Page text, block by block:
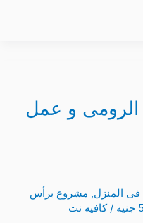
و عمل
المنزل, مشروع برأس
/كافيه نت